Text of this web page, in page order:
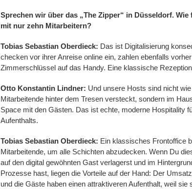
Sprechen wir über das „The Zipper“ in Düsseldorf.
mit nur zehn Mitarbeitern?
Tobias Sebastian Oberdieck: Das ist Digitalisierung
checken vor ihrer Anreise online ein, zahlen ebenfalls
Zimmerschlüssel auf das Handy. Eine klassische
Otto Konstantin Lindner: Und unsere Hosts sind nicht
Mitarbeitende hinter dem Tresen versteckt, sondern im
Space mit den Gästen. Das ist echte, moderne Hospitality
Aufenthalts.
Tobias Sebastian Oberdieck: Ein klassisches Frontoffice
Mitarbeitende, um alle Schichten abzudecken. Wenn Du
auf den digital gewöhnten Gast verlagerst und im
Prozesse hast, liegen die Vorteile auf der Hand: Der
und die Gäste haben einen attraktiveren Aufenthalt, weil sie